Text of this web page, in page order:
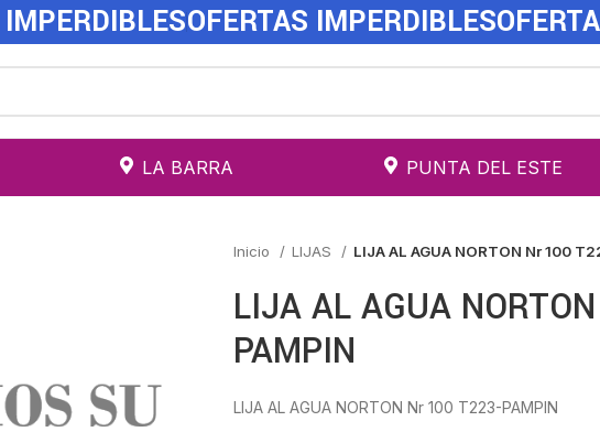
OFERTAS IMPERDIBLES
LA BARRA PUNTA DEL ESTE
Inicio LIJAS LIJA AL AGUA NORTON Nr 100
LIJA AL AGUA
PAMPIN
LIJA AL AGUA NORTON Nr 100 T223-PAMPIN